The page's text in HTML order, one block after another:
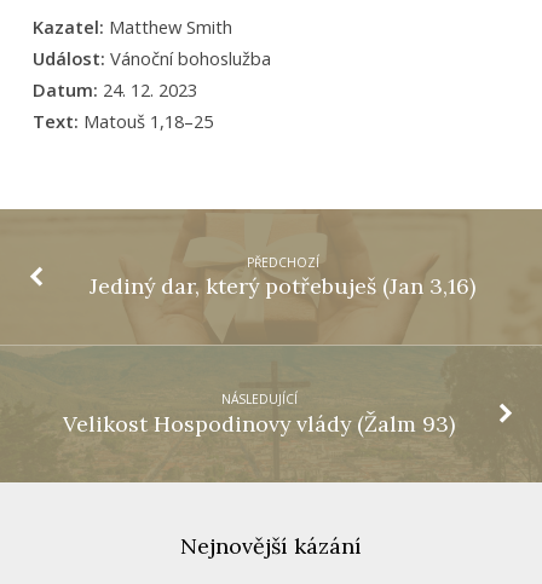
Kazatel: Matthew Smith
Událost: Vánoční bohoslužba
Datum: 24. 12. 2023
Text: Matouš 1,18–25
PŘEDCHOZÍ
Jediný dar, který potřebuješ (Jan 3,16)
NÁSLEDUJÍCÍ
Velikost Hospodinovy vlády (Žalm 93)
Nejnovější kázání